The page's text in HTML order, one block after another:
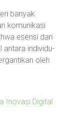
banyak
komunikasi
esensi dari
individu-
oleh
Inovasi Digital